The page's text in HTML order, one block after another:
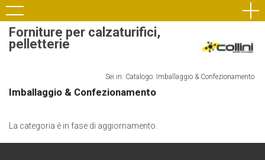
Forniture per calzaturifici,
pelletterie
Sei in: Catalogo: Imballaggio & Confezionamento
Imballaggio & Confezionamento
La categoria è in fase di aggiornamento.